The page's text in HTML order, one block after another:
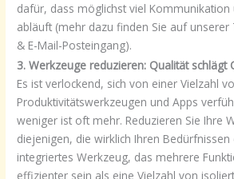
dafür, dass möglichst viel Kommunikation
abläuft (mehr dazu finden Sie auf unserer
& E-Mail-Posteingang).
3. Werkzeuge reduzieren: Qualität schlägt
Es ist verlockend, sich von einer Vielzahl
Produktivitätswerkzeugen und Apps
weniger ist oft mehr. Reduzieren Sie Ihre
diejenigen, die wirklich Ihren Bedürfnissen
integriertes Werkzeug, das mehrere
effizienter sein als eine Vielzahl von